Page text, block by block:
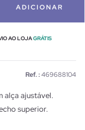
ADICIONAR
AO LOJAGRÁTIS
Ref. : 469688104
alça ajustável.
superior.